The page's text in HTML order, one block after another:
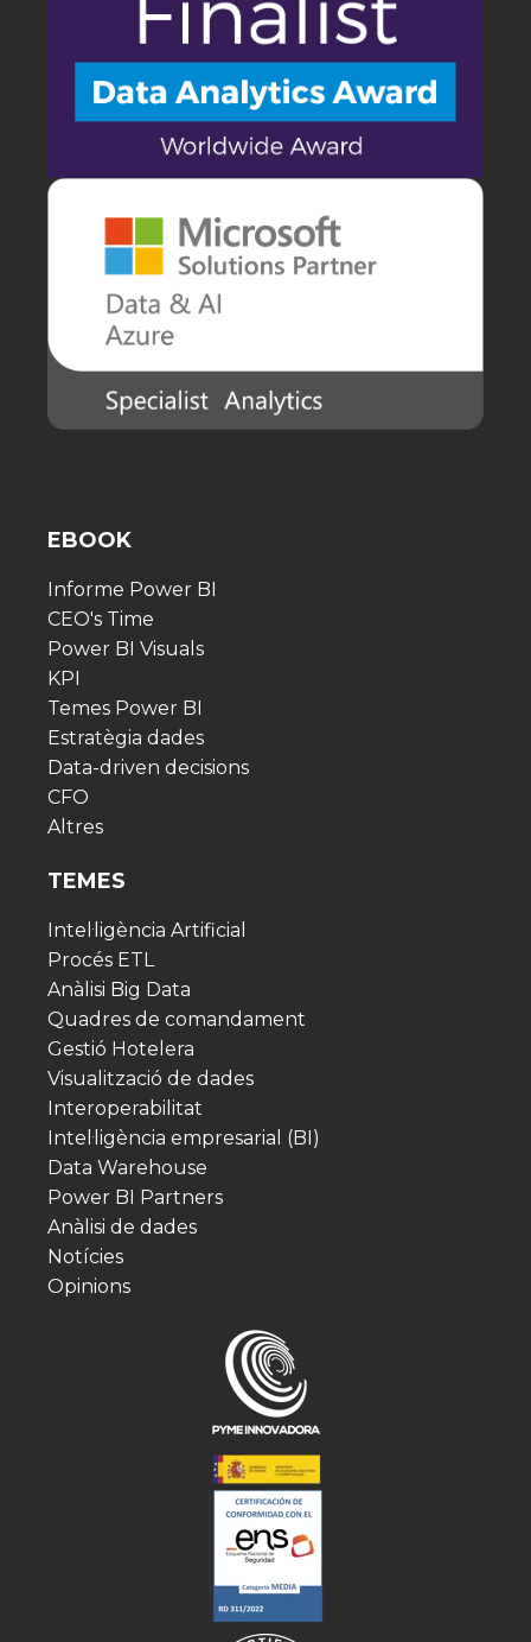
EBOOK
Informe Power BI
CEO's Time
Power BI Visuals
KPI
Temes Power BI
Estratègia dades
Data-driven decisions
CFO
Altres
TEMES
Intel·ligència Artificial
Procés ETL
Anàlisi Big Data
Quadres de comandament
Gestió Hotelera
Visualització de dades
Interoperabilitat
Intel·ligència empresarial (BI)
Data Warehouse
Power BI Partners
Anàlisi de dades
Notícies
Opinions